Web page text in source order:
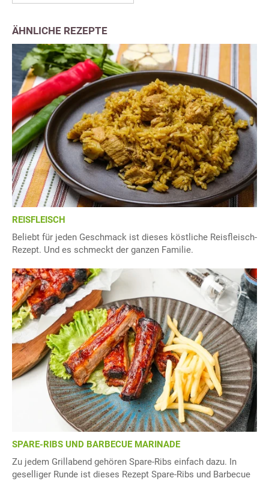
ÄHNLICHE REZEPTE
REISFLEISCH
Beliebt für jeden Geschmack ist dieses köstliche Reisfleisch-
Rezept. Und es schmeckt der ganzen Familie.
SPARE-RIBS UND BARBECUE MARINADE
Zu jedem Grillabend gehören Spare-Ribs einfach dazu. In
geselliger Runde ist dieses Rezept Spare-Ribs und Barbecue